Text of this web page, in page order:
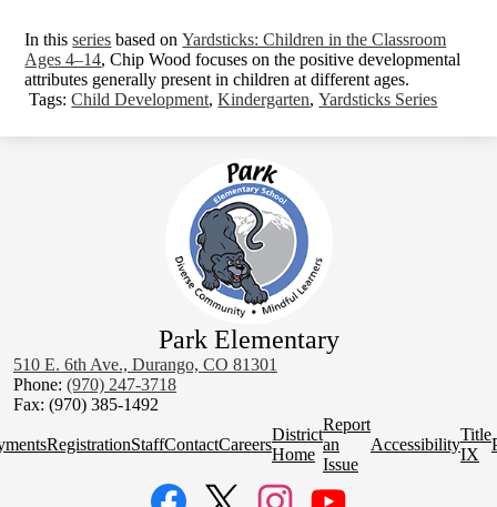
In thisseries based onYardsticks: Children in the Classroom
Ages 4–14, Chip Wood focuses on the positive developmental
attributes generally present in children at different ages.
Tags:Child Development,Kindergarten,Yardsticks Series
Park Elementary
510 E. 6th Ave., Durango, CO 81301
Phone: (970) 247-3718
Fax: (970) 385-1492
QuickRegistrationStaffContactCareers
District
Home
Report
an
Issue
Accessibility
Title
IX